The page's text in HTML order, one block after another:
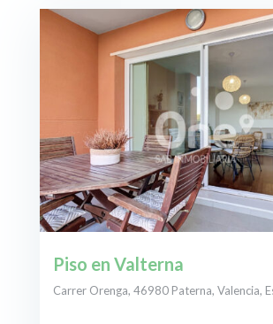
Piso en Valterna
Carrer Orenga, 46980 Paterna, Valencia,